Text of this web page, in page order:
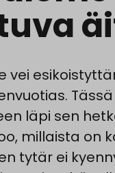
vei
läpi sen
millaista on
tytär ei